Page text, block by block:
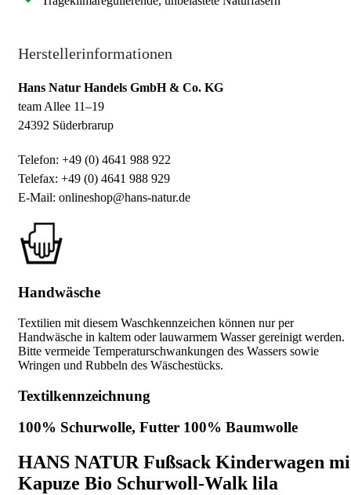
Herstellerinformationen
Hans Natur Handels GmbH & Co. KG
team Allee 11–19
24392 Süderbrarup
Telefon: +49 (0) 4641 988 922
Telefax: +49 (0) 4641 988 929
E-Mail: onlineshop@hans-natur.de
Handwäsche
Textilien mit diesem Waschkennzeichen können nur per
Handwäsche in kaltem oder lauwarmem Wasser gereinigt werden.
Bitte vermeide Temperaturschwankungen des Wassers sowie
Wringen und Rubbeln des Wäschestücks.
Textilkennzeichnung
100% Schurwolle, Futter 100% Baumwolle
HANS NATUR Fußsack Kinderwagen
Kapuze Bio Schurwoll-Walk lila